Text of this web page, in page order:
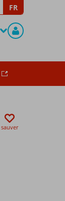
FR
sauver